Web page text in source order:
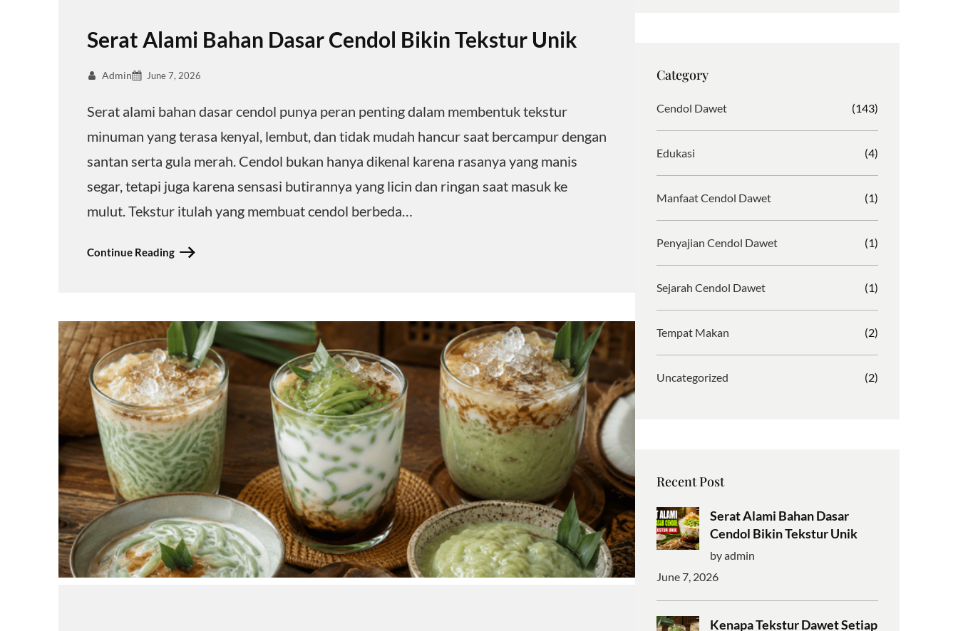
Serat Alami Bahan Dasar Cendol Bikin Tekstur Unik
Admin June 7, 2026
Serat alami bahan dasar cendol punya peran penting dalam membentuk tekstur
minuman yang terasa kenyal, lembut, dan tidak mudah hancur saat bercampur dengan
santan serta gula merah. Cendol bukan hanya dikenal karena rasanya yang manis
segar, tetapi juga karena sensasi butirannya yang licin dan ringan saat masuk ke
mulut. Tekstur itulah yang membuat cendol berbeda…
Continue Reading
r
m
o
Category
Cendol Dawet (143)
Edukasi (4)
Manfaat Cendol Dawet (1)
Penyajian Cendol Dawet (1)
Sejarah Cendol Dawet (1)
Tempat Makan (2)
Uncategorized (2)
Recent Post
Serat Alami Bahan Dasar
Cendol Bikin Tekstur Unik
by admin
June 7, 2026
Kenapa Tekstur Dawet Setiap